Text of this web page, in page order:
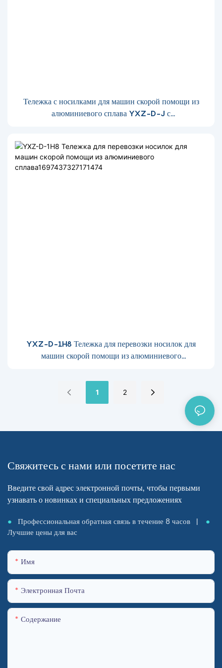
Тележка с носилками для машин скорой помощи из
алюминиевого сплава YXZ-D-J с
YXZ-D-1H8 Тележка для перевозки носилок для
машин скорой помощи из алюминиевого
1 2
Свяжитесь с нами или посетите нас
Введите свой адрес электронной почты, чтобы первыми
узнавать о новинках и специальных предложениях
● Профессиональная обратная связь в течение 8 часов |
●
Лучшие цены для вас
Имя
Электронная Почта
Содержание